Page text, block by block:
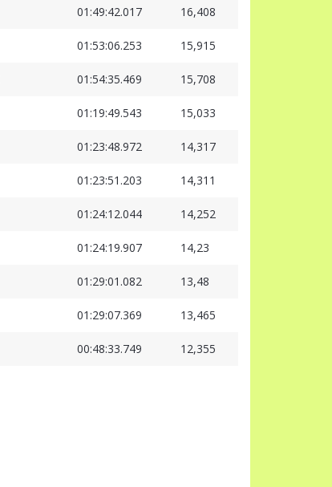
01:49:42.017 16,408
01:53:06.253 15,915
01:54:35.469 15,708
01:19:49.543 15,033
01:23:48.972 14,317
01:23:51.203 14,311
01:24:12.044 14,252
01:24:19.907 14,23
01:29:01.082 13,48
01:29:07.369 13,465
00:48:33.749 12,355